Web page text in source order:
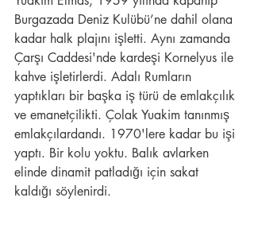
Burgazada Deniz Kulübü’ne dahil olana
kadar halk plajını işletti. Aynı zamanda
Çarşı Caddesi'nde kardeşi Kornelyus ile
kahve işletirlerdi. Adalı Rumların
yaptıkları bir başka iş türü de emlakçılık
ve emanetçilikti. Çolak Yuakim tanınmış
emlakçılardandı. 1970'lere kadar bu işi
yaptı. Bir kolu yoktu. Balık avlarken
elinde dinamit patladığı için sakat
kaldığı söylenirdi.